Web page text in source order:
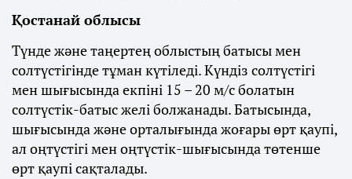
Қостанай облысы
Түнде және таңертең облыстың батысы мен
солтүстігінде тұман күтіледі. Күндіз солтүстігі
мен шығысында екпіні 15 – 20 м/с болатын
солтүстік-батыс желі болжанады. Батысында,
шығысында және орталығында жоғары өрт қаупі,
ал оңтүстігі мен оңтүстік-шығысында төтенше
өрт қаупі сақталады.